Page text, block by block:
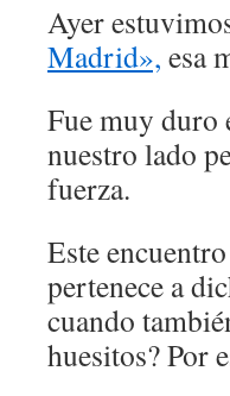
Ayer
Madrid», esa
Fue muy duro
nuestro lado
fuerza.
Este
pertenece a
cuando
huesitos? Por